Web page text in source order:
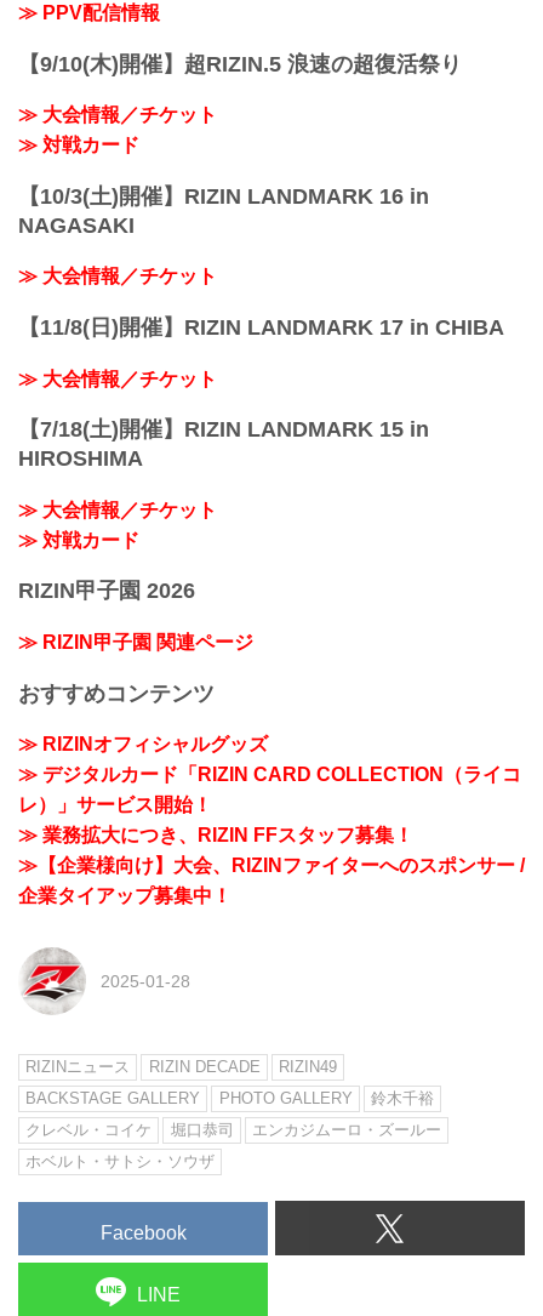
≫ PPV配信情報
【9/10(木)開催】超RIZIN.5 浪速の超復活祭り
≫ 大会情報／チケット
≫ 対戦カード
【10/3(土)開催】RIZIN LANDMARK 16 in
NAGASAKI
≫ 大会情報／チケット
【11/8(日)開催】RIZIN LANDMARK 17 in CHIBA
≫ 大会情報／チケット
【7/18(土)開催】RIZIN LANDMARK 15 in
HIROSHIMA
≫ 大会情報／チケット
≫ 対戦カード
RIZIN甲子園 2026
≫ RIZIN甲子園 関連ページ
おすすめコンテンツ
≫ RIZINオフィシャルグッズ
≫ デジタルカード「RIZIN CARD COLLECTION（ライコ
レ）」サービス開始！
≫ 業務拡大につき、RIZIN FFスタッフ募集！
≫【企業様向け】大会、RIZINファイターへのスポンサー /
企業タイアップ募集中！
2025-01-28
RIZINニュース RIZIN DECADE
RIZIN49
BACKSTAGE GALLERY
PHOTO GALLERY
鈴木千裕
クレベル・コイケ
堀口恭司
エンカジムーロ・ズールー
ホベルト・サトシ・ソウザ
Facebook
LINE